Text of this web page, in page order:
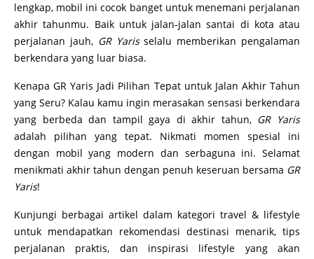
lengkap, mobil ini cocok banget untuk menemani perjalanan
akhir tahunmu. Baik untuk jalan-jalan santai di kota atau
perjalanan jauh, GR Yarisselalu memberikan pengalaman
berkendara yang luar biasa.
Kenapa GR Yaris Jadi Pilihan Tepat untuk Jalan Akhir Tahun
yang Seru? Kalau kamu ingin merasakan sensasi berkendara
yang berbeda dan tampil gaya di akhir tahun, GR Yaris
adalah pilihan yang tepat. Nikmati momen spesial ini
dengan mobil yang modern dan serbaguna ini. Selamat
menikmati akhir tahun dengan penuh keseruan bersama GR
Yaris!
Kunjungi berbagai artikel dalam kategori travel & lifestyle
untuk mendapatkan rekomendasi destinasi menarik, tips
perjalanan praktis, dan inspirasi lifestyle yang akan